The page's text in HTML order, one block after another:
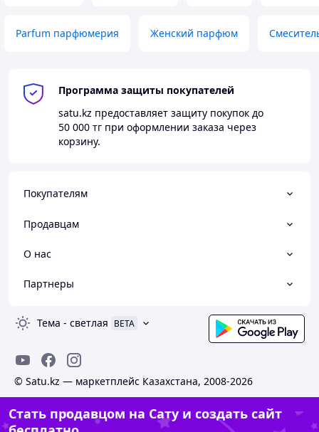
Parfum парфюмерия Женский парфюм
Программа защиты покупателей
satu.kz предоставляет защиту покупок до
50 000 тг при оформлении заказа через
корзину.
Покупателям
Продавцам
О нас
Партнеры
Тема - светлая BETA
© Satu.kz — маркетплейс Казахстана, 2008-2026
Стать продавцом на Сату и создать сайт